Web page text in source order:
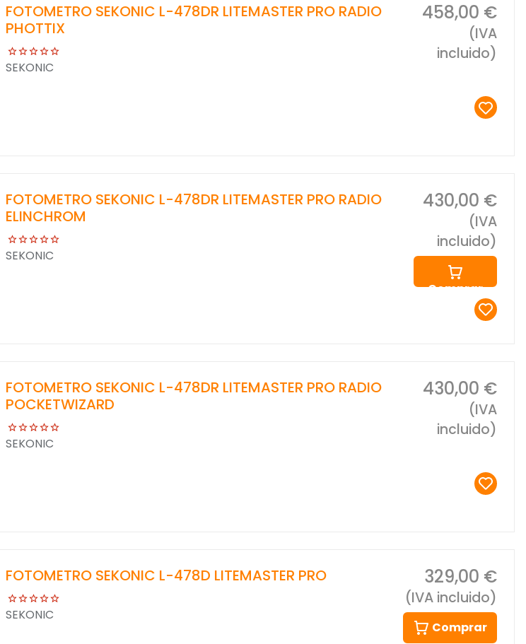
FOTOMETRO SEKONIC L-478DR LITEMASTER PRO RADIO
PHOTTIX
SEKONIC
458,00 €
(IVA
incluido)
FOTOMETRO SEKONIC L-478DR LITEMASTER PRO RADIO
ELINCHROM
SEKONIC
430,00 €
(IVA
incluido)
Comprar
FOTOMETRO SEKONIC L-478DR LITEMASTER PRO RADIO
POCKETWIZARD
SEKONIC
430,00 €
(IVA
incluido)
FOTOMETRO SEKONIC L-478D LITEMASTER PRO
SEKONIC
329,00 €
(IVA incluido)
Comprar